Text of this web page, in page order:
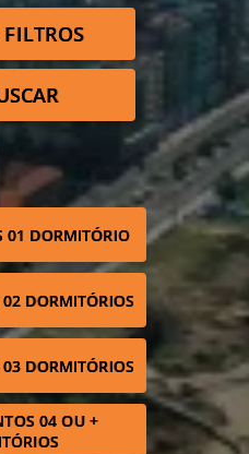
01 DORMITÓRIO
DORMITÓRIOS
DORMITÓRIOS
04 OU +